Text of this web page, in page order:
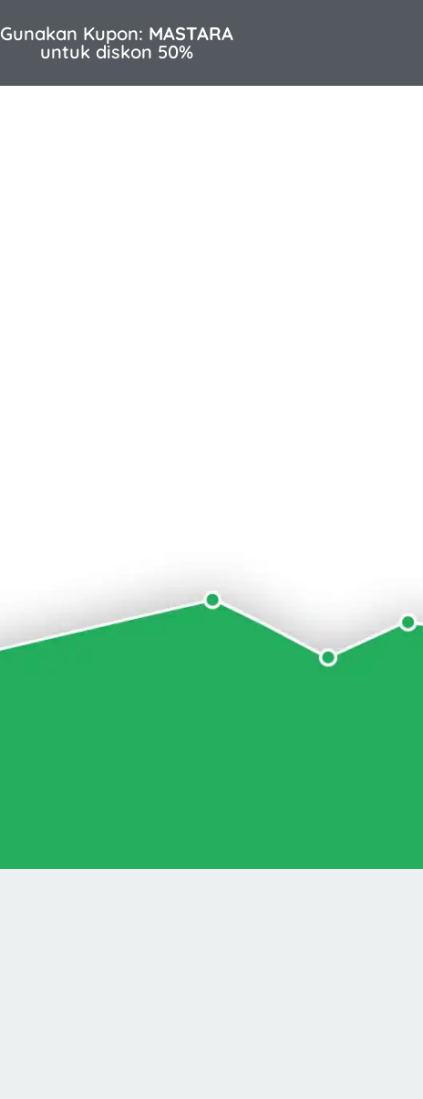
Gunakan Kupon: MASTARA
untuk diskon 50%